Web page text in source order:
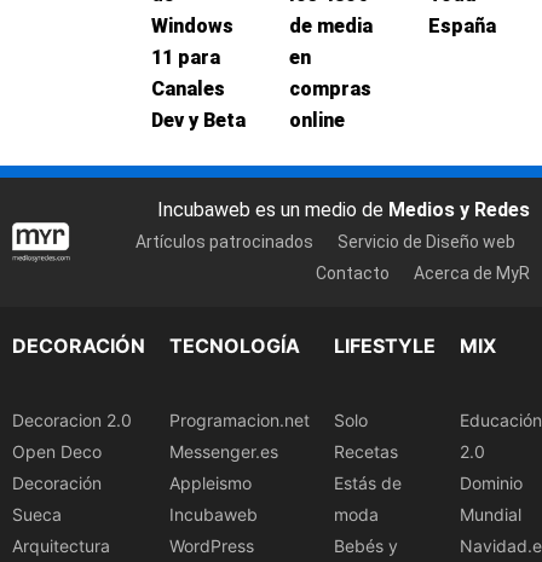
Windows
11 para
Canales
Dev y Beta
de media
en
compras
online
España
Incubaweb es un medio de Medios y Redes
Artículos patrocinados
Servicio de Diseño web
Contacto
Acerca de MyR
DECORACIÓN
Decoracion 2.0
Open Deco
Decoración
Sueca
Arquitectura
TECNOLOGÍA
Programacion.net
Messenger.es
Appleismo
Incubaweb
WordPress
LIFESTYLE
Solo
Recetas
Estás de
moda
Bebés y
MIX
Educación
2.0
Dominio
Mundial